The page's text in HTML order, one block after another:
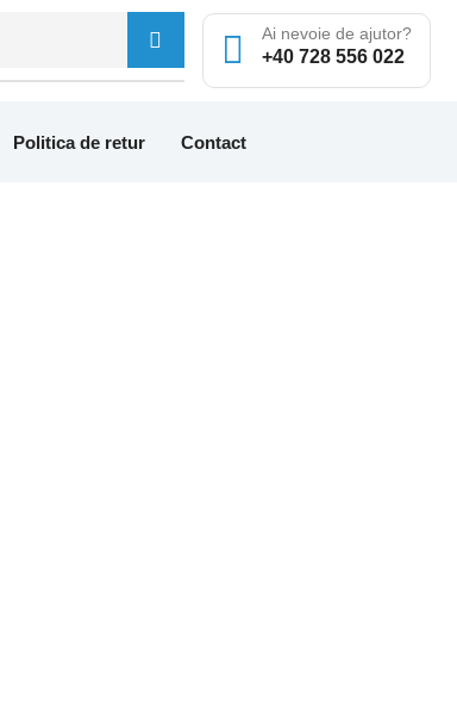
Ai nevoie de ajutor?
+40 728 556 022
Politica de retur Contact